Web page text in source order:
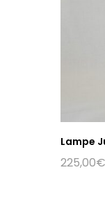
Lampe
225,00€